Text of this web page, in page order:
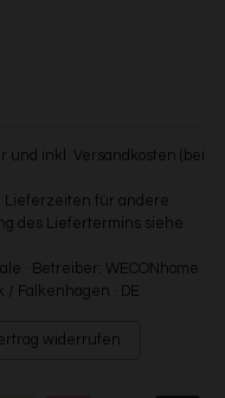
und inkl. Versandkosten (bei
Lieferzeiten für andere
des Liefertermins siehe
· Betreiber: WECONhome
/ Falkenhagen · DE
widerrufen